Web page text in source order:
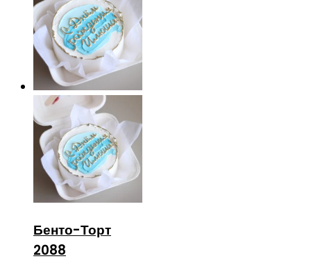
Бенто-Торт
2088